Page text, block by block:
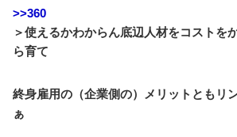
>>360
＞使えるかわからん底辺人材をコストを
ら育て
終身雇用の（企業側の）メリットともリ
ぁ